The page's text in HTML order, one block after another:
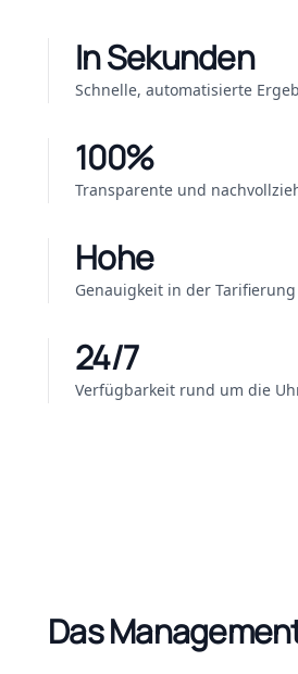
Schnelle, automatisierte
In Sekunden
Transparente und
100%
Genauigkeit in der Tarifierung
Hohe
Verfügbarkeit rund um die
24/7
Das